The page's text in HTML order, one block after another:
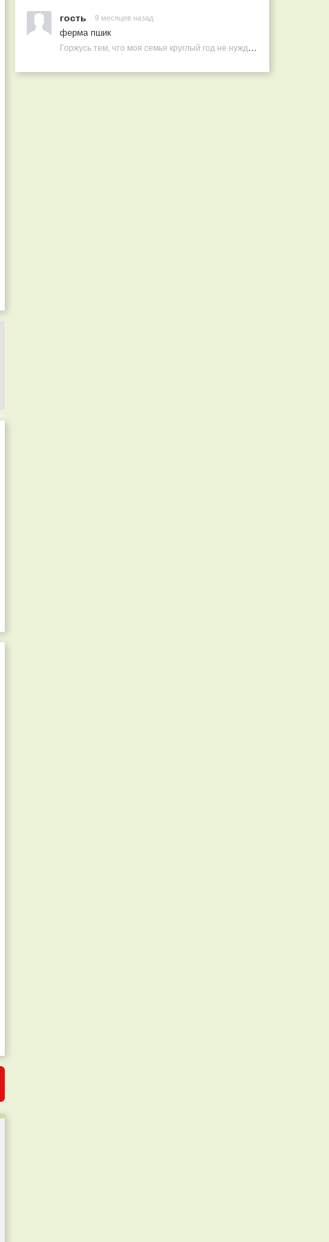
гость 9 месяцев назад
ферма пшик
Горжусь тем, что моя семья круглый год не нуждается в покупных витаминах